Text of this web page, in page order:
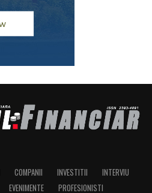
COMPANII INVESTITII
INTERVIU
EVENIMENTE PROFESIONISTI